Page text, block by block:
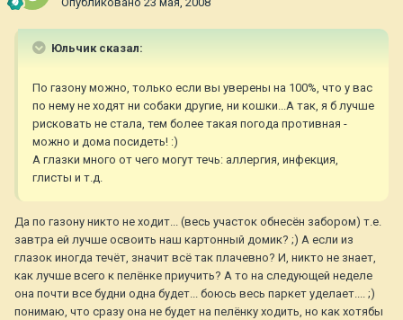
Юльчик сказал:
По газону можно, только если вы уверены на 100%, что у вас
по нему не ходят ни собаки другие, ни кошки...А так, я б лучше
рисковать не стала, тем более такая погода противная -
можно и дома посидеть! :)
А глазки много от чего могут течь: аллергия, инфекция,
глисты и т.д.
Да по газону никто не ходит... (весь участок обнесён забором) т.е.
завтра ей лучше освоить наш картонный домик? ;) А если из
глазок иногда течёт, значит всё так плачевно? И, никто не знает,
как лучше всего к пелёнке приучить? А то на следующей неделе
она почти все будни одна будет... боюсь весь паркет уделает.... ;)
понимаю, что сразу она не будет на пелёнку ходить, но как хотябы